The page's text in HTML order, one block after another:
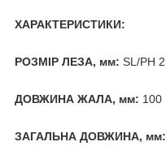
ХАРАКТЕРИСТИКИ:
РОЗМІР ЛЕЗА, мм: SL/PH 2
ДОВЖИНА ЖАЛА, мм: 100
ЗАГАЛЬНА ДОВЖИНА, мм: